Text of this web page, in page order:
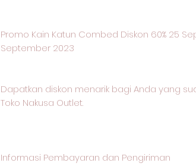
Promo Kain Katun Combed Diskon 60% 25
September 2023
Dapatkan diskon menarik bagi Anda yang
Toko Nakusa Outlet.
Informasi Pembayaran dan Pengiriman